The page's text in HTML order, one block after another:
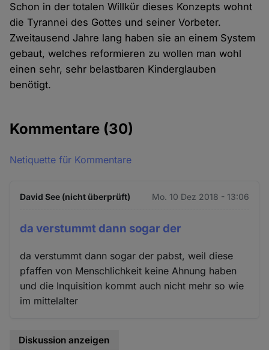
Schon in der totalen Willkür dieses Konzepts wohnt
die Tyrannei des Gottes und seiner Vorbeter.
Zweitausend Jahre lang haben sie an einem System
gebaut, welches reformieren zu wollen man wohl
einen sehr, sehr belastbaren Kinderglauben
benötigt.
Kommentare (30)
Netiquette für Kommentare
David See (nicht überprüft) Mo. 10 Dez 2018 - 13:06
da verstummt dann sogar der
da verstummt dann sogar der pabst, weil diese
pfaffen von Menschlichkeit keine Ahnung haben
und die Inquisition kommt auch nicht mehr so wie
im mittelalter
Diskussion anzeigen